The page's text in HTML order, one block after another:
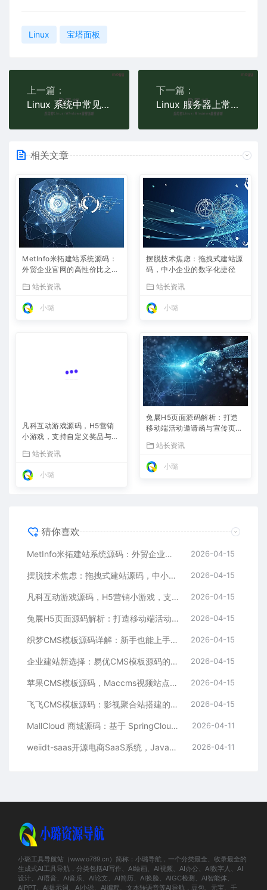
Linux 宝塔面板
上一篇：
Linux 系统中常见磁盘空间占用过高问题及解决方案是什么？
下一篇：
Linux 服务器上常见日志文件权限错误怎么修复？
相关文章
MetInfo米拓建站系统源码：
外贸企业官网的高性价比之
站长资讯
小璐
摆脱技术焦虑：拖拽式建站源
码，中小企业的数字化捷径
站长资讯
小璐
凡科互动游戏源码，H5营销
小游戏，支持自定义奖品与分
站长资讯
小璐
兔展H5页面源码解析：打造
移动端活动邀请函与宣传页的
站长资讯
小璐
猜你喜欢
MetInfo米拓建站系统源码：外贸企业官网的高性价比之选，内置SEO省心落地 2026-04-15
摆脱技术焦虑：拖拽式建站源码，中小企业的数字化捷径 2026-04-15
凡科互动游戏源码，H5营销小游戏，支持自定义奖品与分享 2026-04-15
兔展H5页面源码解析：打造移动端活动邀请函与宣传页的利器 2026-04-15
织梦CMS模板源码详解：新手也能上手的DedeCMS二次开发与建站指南 2026-04-15
企业建站新选择：易优CMS模板源码的多语言与SEO优势 2026-04-15
苹果CMS模板源码，Maccms视频站点，影视资源站模板首选 2026-04-15
飞飞CMS模板源码：影视聚合站搭建的理想之选 2026-04-15
MallCloud 商城源码：基于 SpringCloud Alibaba 的高并发电商系统深度解析 2026-04-11
weiidt-saas开源电商SaaS系统，Java社区版，支持多租户与插件化扩展 2026-04-11
小璐工具导航站（www.o789.cn）简称：小璐导航，一个分类最全、收录最全的
生成式AI工具导航，分类包括AI写作、AI绘画、AI视频、AI办公、AI数字人、AI
设计、AI语音、AI音乐、AI论文、AI简历、AI换脸、AIGC检测、AI智能体、
AIPPT、AI提示词、AI小说、AI编程、文本转语音等AI导航，豆包、元宝、千